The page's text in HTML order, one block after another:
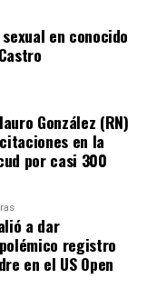
en conocido
González (RN)
en la
por casi 300
a dar
registro
en el US Open